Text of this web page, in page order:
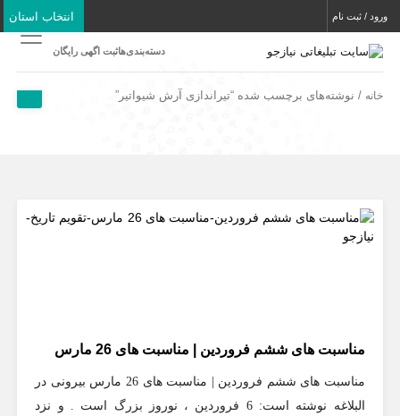
انتخاب استان ورود / ثبت نام
دسته‌بندی‌هاثبت اگهی رایگان
خانه / نوشته‌های برچسب شده “تیراندازی آرش شیواتیر”
مناسبت های ششم فروردین | مناسبت های 26 مارس
مناسبت های ششم فروردین | مناسبت های 26 مارس بیرونی در
البلاغه نوشته است: 6 فروردین ، نوروز بزرگ است . و نزد